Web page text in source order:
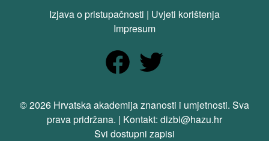
Izjava o pristupačnosti | Uvjeti korištenja
Impresum
© 2026 Hrvatska akademija znanosti i umjetnosti. Sva
prava pridržana. | Kontakt: dizbi@hazu.hr
Svi dostupni zapisi